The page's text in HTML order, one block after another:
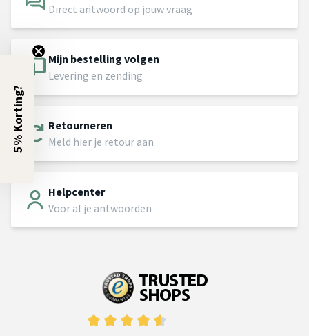
Direct antwoord op jouw vraag
Mijn bestelling volgen
Levering en zending
Retourneren
Meld hier je retour aan
Helpcenter
Voor al je antwoorden
5% Korting?